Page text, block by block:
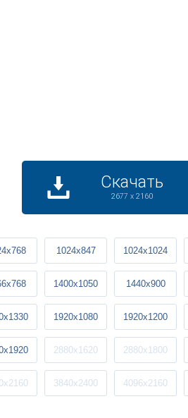
Скачать
2677 x 2160
1024x847 1024x1024
1400x1050 1440x900
1920x1080 1920x1200
2880x1620 2880x1800
3840x2400 4096x2160